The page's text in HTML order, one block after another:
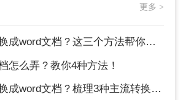
更多 >
文档？这三个方法帮你轻松解决！
怎么弄？教你4种方法！
word文档？梳理3种主流转换方法！